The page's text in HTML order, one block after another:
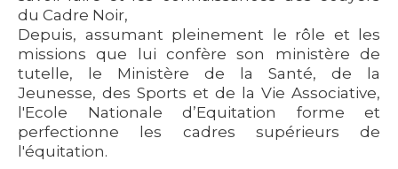
du Cadre Noir,
Depuis, assumant pleinement le rôle et les
missions que lui confère son ministère de
tutelle, le Ministère de la Santé, de la
Jeunesse, des Sports et de la Vie Associative,
l'Ecole Nationale d’Equitation forme et
perfectionne les cadres supérieurs de
l'équitation.